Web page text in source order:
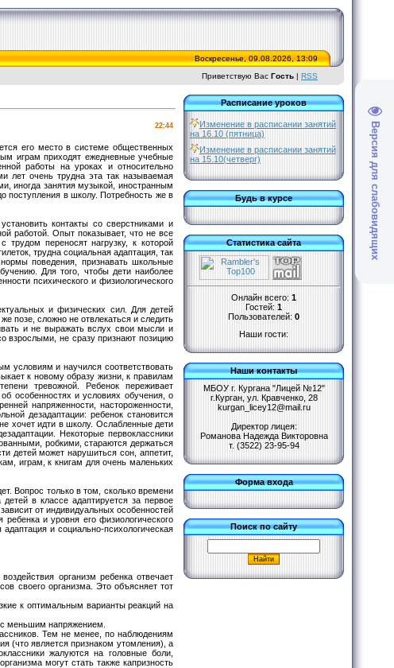
Версия для слабовидящих
Воскресенье, 09.08.2026, 13:09
Приветствую Вас Гость | RSS
22:44
его место в системе общественных
играм приходят ежедневные учебные
работы на уроках и относительно
лет очень трудна эта так называемая
иногда занятия музыкой, иностранным
поступления в школу. Потребность же в
контакты со сверстниками и
работой. Опыт показывает, что не все
трудом переносят нагрузку, к которой
трудна социальная адаптация, так
поведения, признавать школьные
Для того, чтобы дети наиболее
психического и физиологического
и физических сил. Для детей
позе, сложно не отвлекаться и следить
и не выражать вслух свои мысли и
взрослыми, не сразу признают позицию
и научился соответствовать
к новому образу жизни, к правилам
тревожной. Ребенок переживает
особенностях и условиях обучения, о
напряженности, настороженности,
дезадаптации: ребенок становится
хочет идти в школу. Ослабленные дети
Некоторые первоклассники
робкими, стараются держаться
детей может нарушиться сон, аппетит,
играм, к книгам для очень маленьких
Вопрос только в том, сколько времени
в классе адаптируется за первое
от индивидуальных особенностей
и уровня его физиологического
и социально-психологическая
организм ребенка отвечает
своего организма. Это объясняет тот
к оптимальным варианты реакций на
с меньшим напряжением.
Тем не менее, по наблюдениям
(что является признаком утомления), а
жалуются на головные боли,
могут стать также капризность
Расписание уроков
Изменение в расписании занятий
на 16.10 (пятница)
Изменение в расписании занятий
на 15.10(четверг)
Будь в курсе
Статистика сайта
Онлайн всего: 1
Гостей: 1
Пользователей: 0
Наши гости:
Наши контакты
МБОУ г. Кургана "Лицей №12"
г.Курган, ул. Кравченко, 28
kurgan_licey12@mail.ru
Директор лицея:
Романова Надежда Викторовна
т. (3522) 23-95-94
Форма входа
Поиск по сайту